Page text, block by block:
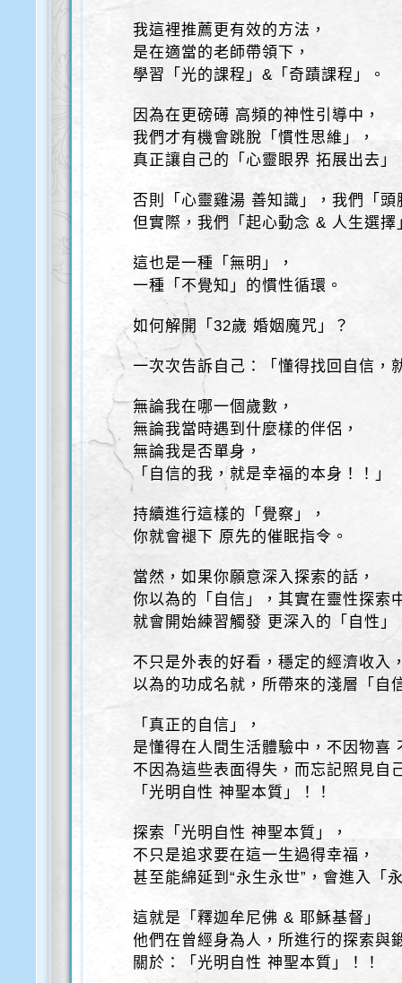
我這裡推薦更有效的方法，
是在適當的老師帶領下，
學習「光的課程」&「奇蹟課程」。
因為在更磅礡 高頻的神性引導中，
我們才有機會跳脫「慣性思維」，
真正讓自己的「心靈眼界 拓展出去」
否則「心靈雞湯 善知識」，我們「頭
但實際，我們「起心動念 & 人生選
這也是一種「無明」，
一種「不覺知」的慣性循環。
如何解開「32歲 婚姻魔咒」？
一次次告訴自己：「懂得找回自信，
無論我在哪一個歲數，
無論我當時遇到什麼樣的伴侶，
無論我是否單身，
「自信的我，就是幸福的本身！！」
持續進行這樣的「覺察」，
你就會褪下 原先的催眠指令。
當然，如果你願意深入探索的話，
你以為的「自信」，其實在靈性探索
就會開始練習觸發 更深入的「自性」
不只是外表的好看，穩定的經濟收入
以為的功成名就，所帶來的淺層「自
「真正的自信」，
是懂得在人間生活體驗中，不因物喜
不因為這些表面得失，而忘記照見自
「光明自性 神聖本質」！！
探索「光明自性 神聖本質」，
不只是追求要在這一生過得幸福，
甚至能綿延到“永生永世”，會進入「
這就是「釋迦牟尼佛 & 耶穌基督」
他們在曾經身為人，所進行的探索與
關於：「光明自性 神聖本質」！！